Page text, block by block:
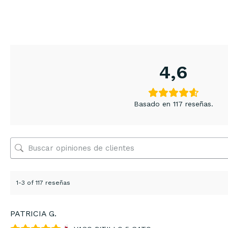
4,6
Basado en 117 reseñas.
1-3 of 117 reseñas
PATRICIA G.